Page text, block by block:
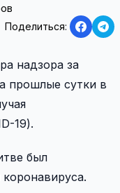
Поделиться:
надзора за
прошлые сутки в
19).
был